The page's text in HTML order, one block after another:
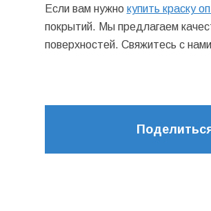
Если вам нужно купить краску
покрытий. Мы предлагаем
поверхностей. Свяжитесь с